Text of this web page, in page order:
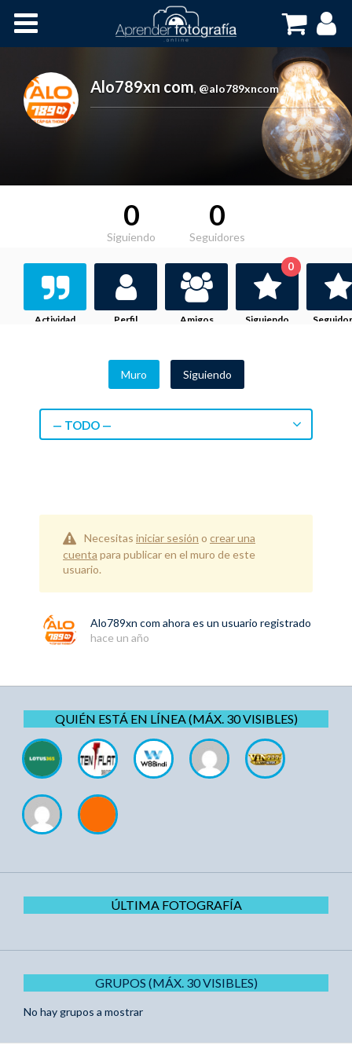
Cursos OnLine
Alo789xn com, @alo789xncom
0
Siguiendo
0
Seguidores
Actividad Perfil Amigos Siguiendo
0
Muro Siguiendo
— TODO —
Necesitas iniciar sesión o crear una
cuenta para publicar en el muro de este
usuario.
Alo789xn com ahora es un usuario registrado
hace un año
QUIÉN ESTÁ EN LÍNEA (MÁX. 30 VISIBLES)
ÚLTIMA FOTOGRAFÍA
GRUPOS (MÁX. 30 VISIBLES)
No hay grupos a mostrar